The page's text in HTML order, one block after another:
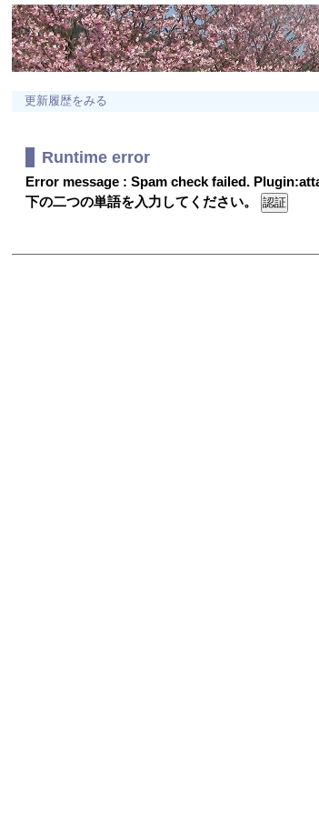
更新履歴をみる
Runtime error
Error message : Spam check failed.
下の二つの単語を入力してください。